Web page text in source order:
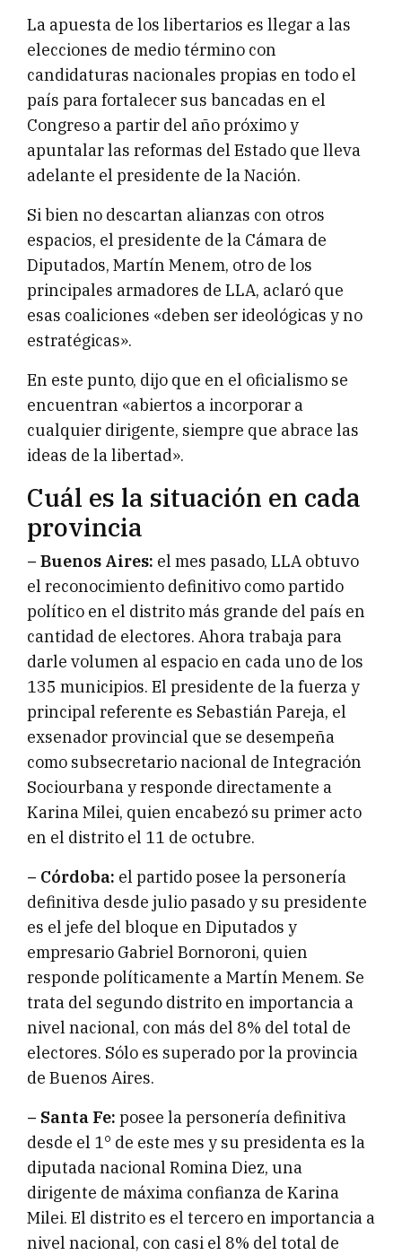
La apuesta de los libertarios es llegar a las
elecciones de medio término con
candidaturas nacionales propias en todo el
país para fortalecer sus bancadas en el
Congreso a partir del año próximo y
apuntalar las reformas del Estado que lleva
adelante el presidente de la Nación.
Si bien no descartan alianzas con otros
espacios, el presidente de la Cámara de
Diputados, Martín Menem, otro de los
principales armadores de LLA, aclaró que
esas coaliciones «deben ser ideológicas y no
estratégicas».
En este punto, dijo que en el oficialismo se
encuentran «abiertos a incorporar a
cualquier dirigente, siempre que abrace las
ideas de la libertad».
Cuál es la situación en cada
provincia
– Buenos Aires: el mes pasado, LLA obtuvo
el reconocimiento definitivo como partido
político en el distrito más grande del país en
cantidad de electores. Ahora trabaja para
darle volumen al espacio en cada uno de los
135 municipios. El presidente de la fuerza y
principal referente es Sebastián Pareja, el
exsenador provincial que se desempeña
como subsecretario nacional de Integración
Sociourbana y responde directamente a
Karina Milei, quien encabezó su primer acto
en el distrito el 11 de octubre.
– Córdoba: el partido posee la personería
definitiva desde julio pasado y su presidente
es el jefe del bloque en Diputados y
empresario Gabriel Bornoroni, quien
responde políticamente a Martín Menem. Se
trata del segundo distrito en importancia a
nivel nacional, con más del 8% del total de
electores. Sólo es superado por la provincia
de Buenos Aires.
– Santa Fe: posee la personería definitiva
desde el 1° de este mes y su presidenta es la
diputada nacional Romina Diez, una
dirigente de máxima confianza de Karina
Milei. El distrito es el tercero en importancia a
nivel nacional, con casi el 8% del total de